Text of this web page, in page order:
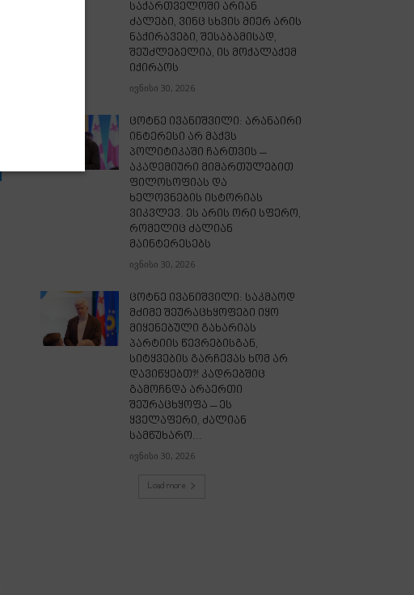
საქართველოში არიან
ძალები, ვინც სხვის მიერ არის
ნაქირავები, შესაბამისად,
შეუძლებელია, ის მოქალაქემ
იქირაოს
ივნისი 30, 2026
ცოტნე ივანიშვილი: არანაირი
ინტერესი არ მაქვს
პოლიტიკაში ჩართვის –
აკადემიური მიმართულებით
ფილოსოფიას და
ხელოვნების ისტორიას
ვიკვლევ. ეს არის ორი სფერო,
რომელიც ძალიან
მაინტერესებს
ივნისი 30, 2026
ცოტნე ივანიშვილი: საკმაოდ
მძიმე შეურაცხყოფები იყო
მიყენებული გახარიას
პარტიის წევრებისგან,
სიტყვების გარჩევას ხომ არ
დავიწყებთ?! კადრებშიც
გამოჩნდა არაერთი
შეურაცხყოფა – ეს
ყველაფერი, ძალიან
სამწუხარო...
ივნისი 30, 2026
Load more